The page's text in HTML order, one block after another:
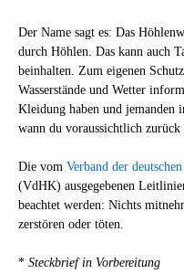
Der Name sagt es: Das
durch Höhlen. Das kann auch
beinhalten. Zum eigenen
Wasserstände und Wetter
Kleidung haben und jemanden
wann du voraussichtlich zurück
Die vom Verband der
(VdHK) ausgegebenen
beachtet werden: Nichts
zerstören oder töten.
* Steckbrief in Vorbereitung